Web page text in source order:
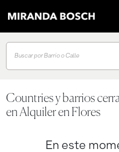
Buscar por Barrio o Calle
Countries y barrios
en Alquiler en Flores
En este